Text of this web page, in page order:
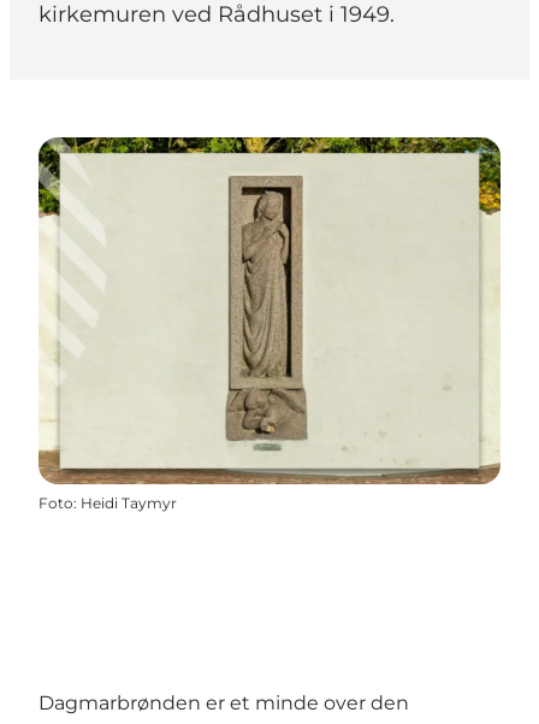
kirkemuren ved Rådhuset i 1949.
Foto: Heidi Taymyr
Dagmarbrønden er et minde over den